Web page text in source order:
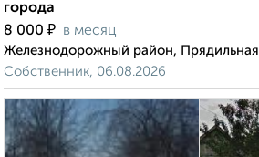
города
8 000 ₽ в месяц
Железнодорожный район, Прядильная
Собственник, 06.08.2026